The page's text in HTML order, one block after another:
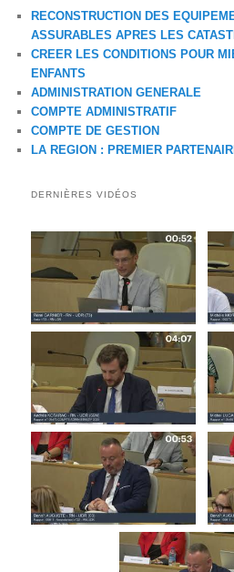
RECONSTRUCTION DES
ASSURABLES APRES LES
CREER LES CONDITIONS POUR
ENFANTS
ADMINISTRATION GENERALE
COMPTE ADMINISTRATIF
COMPTE DE GESTION
LA REGION : PREMIER
DERNIÈRES VIDÉOS